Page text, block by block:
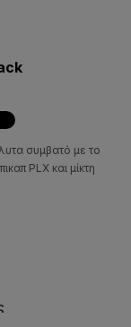
συμβατό με το
PLX και μίκτη